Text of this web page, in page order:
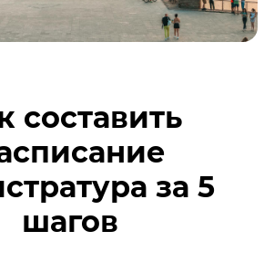
составить
за 5
шагов